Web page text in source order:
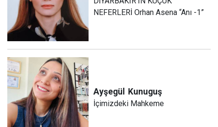
NEFERLERİ Orhan Asena “Anı -1”
Ayşegül Kunuguş
İçimizdeki Mahkeme